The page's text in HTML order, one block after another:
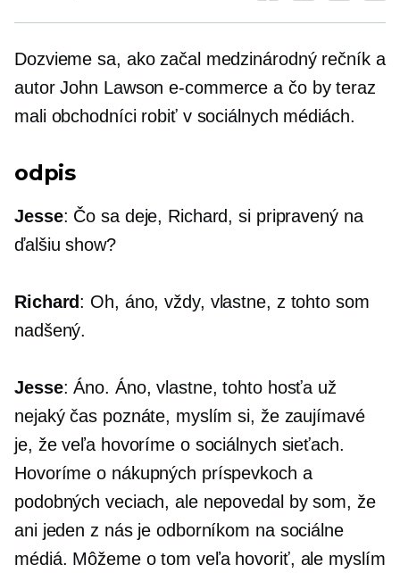
Dozvieme sa, ako začal medzinárodný rečník a
autor John Lawsone-commerce a čo by teraz
mali obchodníci robiť v sociálnych médiách.
odpis
Jesse: Čo sa deje, Richard, si pripravený na
ďalšiu show?
Richard: Oh, áno, vždy, vlastne, z tohto som
nadšený.
Jesse: Áno. Áno, vlastne, tohto hosťa už
nejaký čas poznáte, myslím si, že zaujímavé
je, že veľa hovoríme o sociálnych sieťach.
Hovoríme o nákupných príspevkoch a
podobných veciach, ale nepovedal by som, že
ani jeden z nás je odborníkom na sociálne
médiá. Môžeme o tom veľa hovoriť, ale myslím